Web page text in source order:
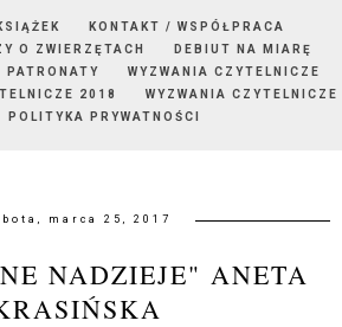
KONTAKT / WSPÓŁPRACA
O ZWIERZĘTACH
DEBIUT NA MIARĘ
PATRONATY
WYZWANIA CZYTELNICZE
2018
WYZWANIA CZYTELNICZE
POLITYKA PRYWATNOŚCI
marca 25, 2017
NADZIEJE" ANETA